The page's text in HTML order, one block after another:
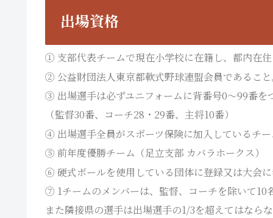
出場資格
① 支部代表チームで現在小学校に在籍し、都内在
② 公益財団法人東京都軟式野球連盟会員であるこ
③ 出場選手は必ずユニフォームに背番号0～99番を
（監督30番、コーチ28・29番、主将10番）
④ 出場選手全員がスポーツ保険に加入しているチ
⑤ 前年度優勝チーム（足立支部 カバラホークス）
⑥ 硬式ボールを使用している団体に登録又は大会
⑦ 1チームのメンバーは、監督、コーチを除いて10
また隣接県の選手は出場選手の1/3を超えてはなら